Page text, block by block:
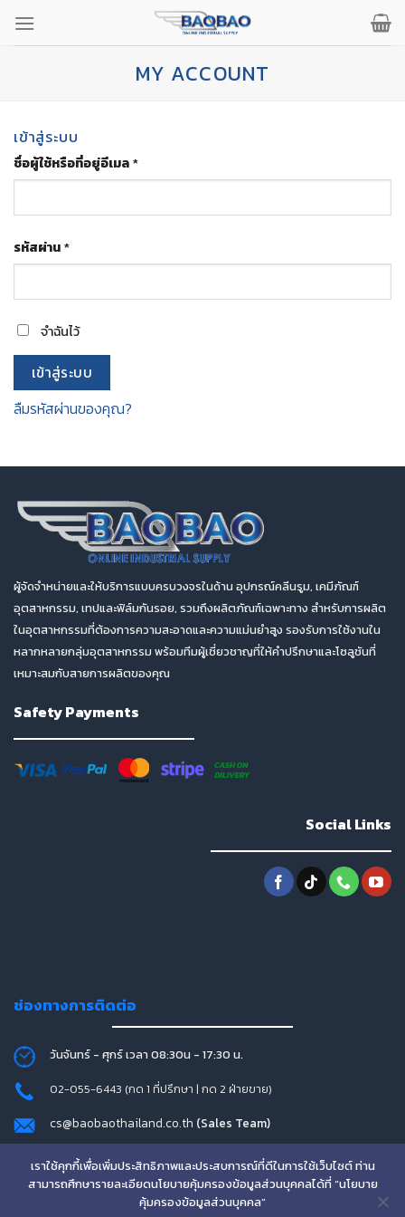
MY ACCOUNT
เข้าสู่ระบบ
ชื่อผู้ใช้หรือที่อยู่อีเมล*ต้องการ
รหัสผ่าน*ต้องการ
จำฉันไว้
เข้าสู่ระบบ
ลืมรหัสผ่านของคุณ?
ผู้จัดจำหน่ายและให้บริการแบบครบวงจรในด้าน อุปกรณ์คลีนรูม, เคมีภัณฑ์
อุตสาหกรรม, เทปและฟิล์มกันรอย, รวมถึงผลิตภัณฑ์เฉพาะทาง สำหรับการผลิต
ในอุตสาหกรรมที่ต้องการความสะอาดและความแม่นยำสูง รองรับการใช้งานใน
หลากหลายกลุ่มอุตสาหกรรม พร้อมทีมผู้เชี่ยวชาญที่ให้คำปรึกษาและโซลูชันที่
เหมาะสมกับสายการผลิตของคุณ
Safety Payments
Social Links
ช่องทางการติดต่อ
วันจันทร์ - ศุกร์ เวลา 08:30น - 17:30 น.
02-055-6443 (กด 1 ที่ปรึกษา | กด 2 ฝ่ายขาย)
cs@baobaothailand.co.th (Sales Team)
Line ID : @w-techthailand
เราใช้คุกกี้เพื่อเพิ่มประสิทธิภาพและประสบการณ์ที่ดีในการใช้เว็บไซต์ ท่าน
สามารถศึกษารายละเอียดนโยบายคุ้มครองข้อมูลส่วนบุคคลได้ที่ “นโยบาย
คุ้มครองข้อมูลส่วนบุคคล”